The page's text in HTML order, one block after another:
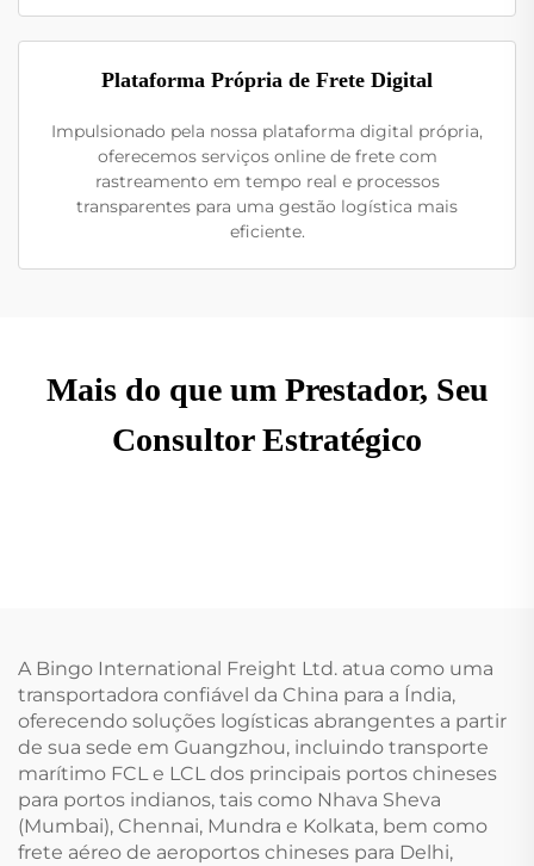
Plataforma Própria de Frete Digital
Impulsionado pela nossa plataforma digital própria,
oferecemos serviços online de frete com
rastreamento em tempo real e processos
transparentes para uma gestão logística mais
eficiente.
Mais do que um Prestador, Seu
Consultor Estratégico
A Bingo International Freight Ltd. atua como uma
transportadora confiável da China para a Índia,
oferecendo soluções logísticas abrangentes a partir
de sua sede em Guangzhou, incluindo transporte
marítimo FCL e LCL dos principais portos chineses
para portos indianos, tais como Nhava Sheva
(Mumbai), Chennai, Mundra e Kolkata, bem como
frete aéreo de aeroportos chineses para Delhi,